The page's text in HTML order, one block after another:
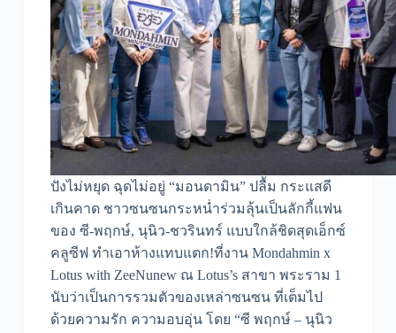
ปังไม่หยุด ฉุดไม่อยู่ “มอนดามิน” ปลื้ม กระแสดี
เกินคาด ชาวซนซนกระหน่ำร่วมลุ้นเป็นลักกี้แฟน
ของ ซี-พฤกษ์, นุนิว-ชวรินทร์ แบบใกล้ชิดสุดเอ็กซ์
คลูซีฟ ทำเอาห้างแทบแตก!ที่งาน Mondahmin x
Lotus with ZeeNunew ณ Lotus’s สาขา พระราม 1
นับว่าเป็นการรวมตัวของเหล่าซนซน ที่เต็มไป
ด้วยความรัก ความอบอุ่น โดย “ซี พฤกษ์ – นุนิว